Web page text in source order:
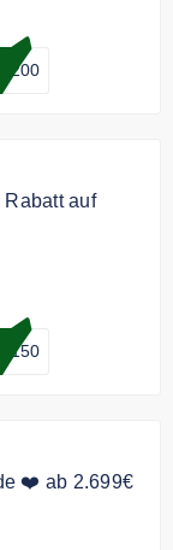
Rabatt auf
R200
Rabatt auf
Rabatt auf
R150
❤️ ab 2.699€